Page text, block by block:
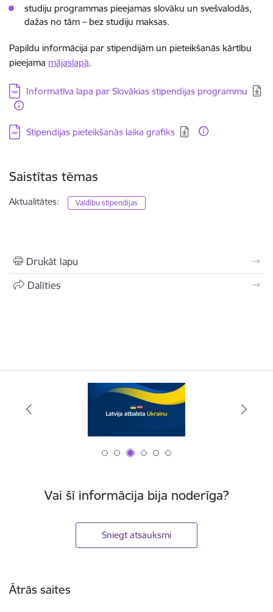
studiju programmas pieejamas slovāku un svešvalodās,
dažas no tām – bez studiju maksas.
Papildu informācija par stipendijām un pieteikšanās kārtību
pieejama mājaslapā.
Lejupielādēt:
Informatīva lapa par Slovākias stipendijas programmu
Lejupielādēt:
Stipendijas pieteikšanās laika grafiks
Saistītas tēmas
Aktualitātes: Valdību stipendijas
Drukāt lapu
Dalīties
Vai šī informācija bija noderīga?
Sniegt atsauksmi
Ātrās saites